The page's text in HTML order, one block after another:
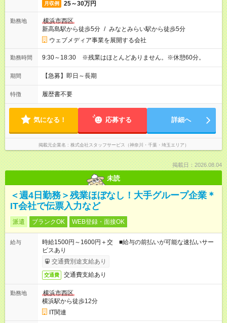
月収例 25～30万円
勤務地
横浜市西区
新高島駅から徒歩5分 / みなとみらい駅から徒歩5分
ウェブメディア事業を展開する会社
勤務時間 9:30～18:30 ※残業はほとんどありません。※休憩60分。
期間 【急募】即日～長期
特徴 履歴書不要
気になる！ 応募する 詳細へ
掲載元企業名 株式会社スタッフサービス（神奈川・千葉・埼玉エリア）
掲載日：2026.08.04
未読
＜週4日勤務＞残業ほぼなし！大手グループ企業＊
IT会社で伝票入力など
派遣 ブランクOK WEB登録・面接OK
給与
時給1500円～1600円＋交 ■給与の前払いが可能な速払いサー
ビスあり
交通費別途支給あり
交通費 交通費支給あり
勤務地
横浜市西区
横浜駅から徒歩12分
IT関連